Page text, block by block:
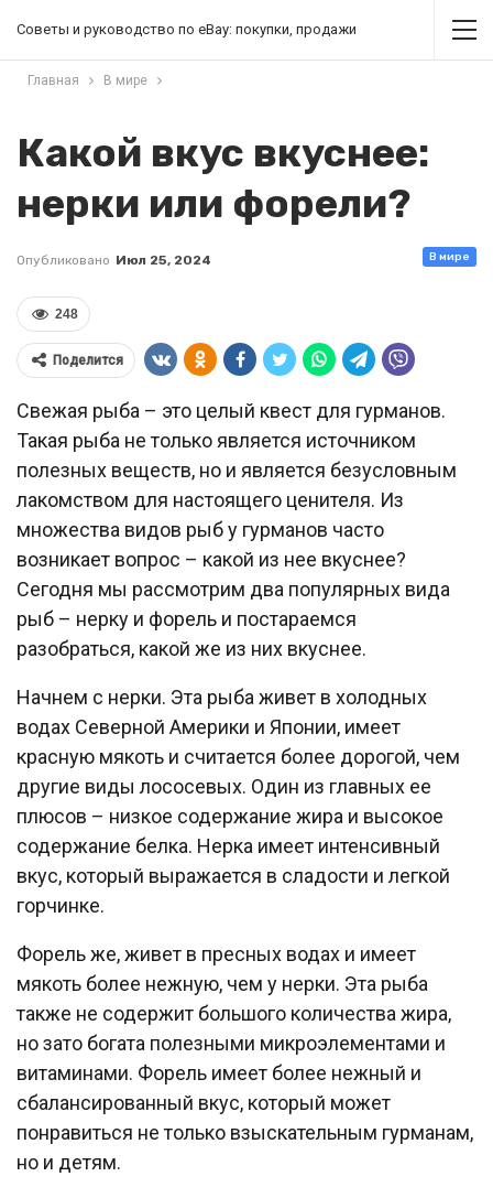
Советы и руководство по eBay: покупки, продажи
Главная В мире
Какой вкус вкуснее:
нерки или форели?
В мире
Опубликовано Июл 25, 2024
248
Поделится
Свежая рыба – это целый квест для гурманов.
Такая рыба не только является источником
полезных веществ, но и является безусловным
лакомством для настоящего ценителя. Из
множества видов рыб у гурманов часто
возникает вопрос – какой из нее вкуснее?
Сегодня мы рассмотрим два популярных вида
рыб – нерку и форель и постараемся
разобраться, какой же из них вкуснее.
Начнем с нерки. Эта рыба живет в холодных
водах Северной Америки и Японии, имеет
красную мякоть и считается более дорогой, чем
другие виды лососевых. Один из главных ее
плюсов – низкое содержание жира и высокое
содержание белка. Нерка имеет интенсивный
вкус, который выражается в сладости и легкой
горчинке.
Форель же, живет в пресных водах и имеет
мякоть более нежную, чем у нерки. Эта рыба
также не содержит большого количества жира,
но зато богата полезными микроэлементами и
витаминами. Форель имеет более нежный и
сбалансированный вкус, который может
понравиться не только взыскательным гурманам,
но и детям.